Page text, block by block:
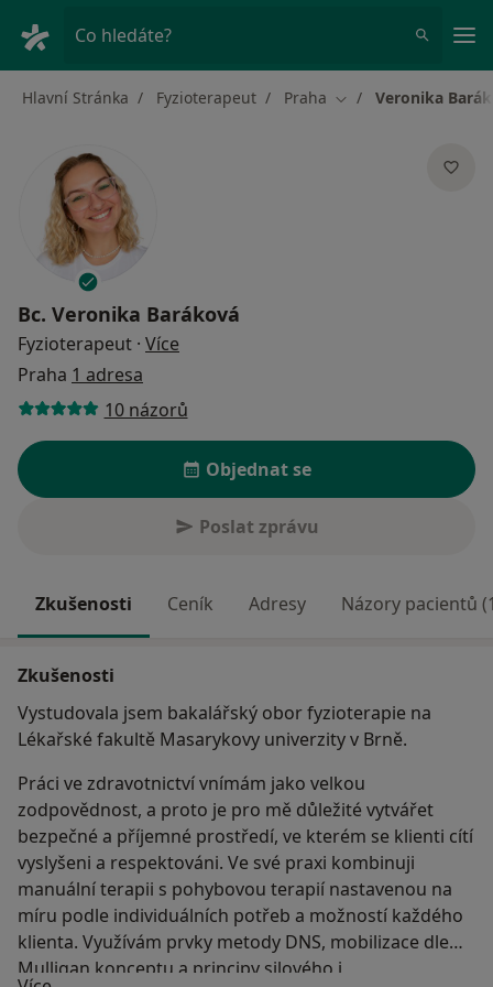
Co hledáte?
Hlavní Stránka Fyzioterapeut Praha Změna města
Veronika
Bc. Veronika Baráková
Fyzioterapeut · Více
Praha 1 adresa
10 názorů
Objednat se
Poslat zprávu
Zkušenosti Ceník Adresy Názory pacientů
Zkušenosti
Vystudovala jsem bakalářský obor fyzioterapie na
Lékařské fakultě Masarykovy univerzity v Brně.
Práci ve zdravotnictví vnímám jako velkou
zodpovědnost, a proto je pro mě důležité vytvářet
bezpečné a příjemné prostředí, ve kterém se klienti cítí
vyslyšeni a respektováni. Ve své praxi kombinuji
manuální terapii s pohybovou terapií nastavenou na
míru podle individuálních potřeb a možností každého
klienta. Využívám prvky metody DNS, mobilizace dle
Mulligan konceptu a principy silového i